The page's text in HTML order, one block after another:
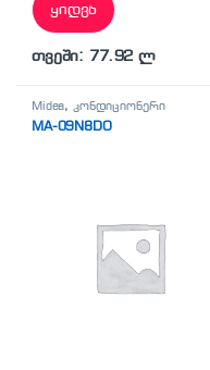
ყიდვა
თვეში: 77.92 ლ
Midea,კონდიციონერი
MA-09N8DO